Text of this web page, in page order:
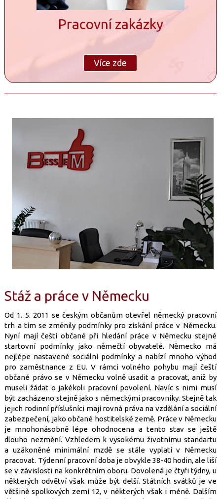
Pracovní zakázky
Více zde
Stáž a práce v Německu
Od 1. 5. 2011 se českým občanům otevřel německý pracovní
trh a tím se změnily podmínky pro získání práce v Německu.
Nyní mají čeští občané při hledání práce v Německu stejné
startovní podmínky jako němečtí obyvatelé. Německo má
nejlépe nastavené sociální podmínky a nabízí mnoho výhod
pro zaměstnance z EU. V rámci volného pohybu mají čeští
občané právo se v Německu volně usadit a pracovat, aniž by
museli žádat o jakékoli pracovní povolení. Navíc s nimi musí
být zacházeno stejně jako s německými pracovníky. Stejně tak
jejich rodinní příslušníci mají rovná práva na vzdělání a sociální
zabezpečení, jako občané hostitelské země. Práce v Německu
je mnohonásobně lépe ohodnocena a tento stav se ještě
dlouho nezmění. Vzhledem k vysokému životnímu standartu
a uzákoněné minimální mzdě se stále vyplatí v Německu
pracovat. Týdenní pracovní doba je obvykle 38-40 hodin, ale liší
se v závislosti na konkrétním oboru. Dovolená je čtyři týdny, u
některých odvětví však může být delší. Státních svátků je ve
většině spolkových zemí 12, v některých však i méně. Dalším